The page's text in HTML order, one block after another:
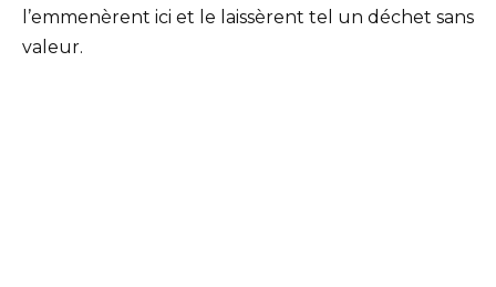
l’emmenèrent ici et le laissèrent tel un déchet sans
valeur.